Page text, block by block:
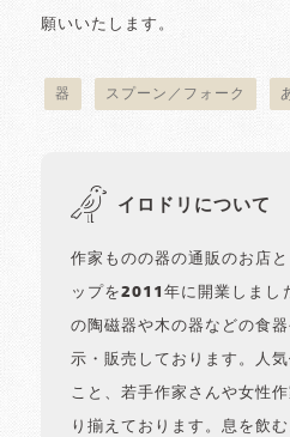
願いいたします。
器 スプーン／フォーク
イロドリについて
作家ものの器の通販のお店
ップを2011年に開業しまし
の陶磁器や木の器などの食
示・販売しております。人
こと、若手作家さんや女性
り揃えております。息を飲